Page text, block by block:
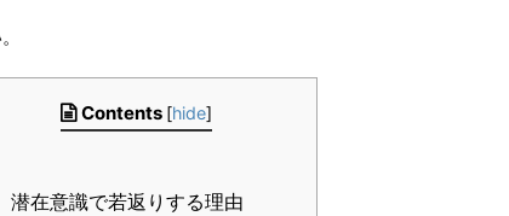
Contents [hide]
潜在意識で若返りする理由